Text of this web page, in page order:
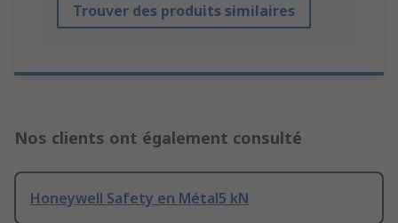
Trouver des produits similaires
Nos clients ont également consulté
Honeywell Safety en Métal5 kN